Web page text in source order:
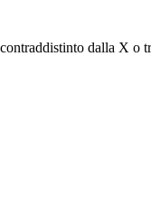
dalla X